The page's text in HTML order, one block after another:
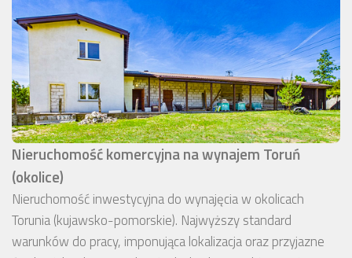
Nieruchomość komercyjna na wynajem Toruń
(okolice)
Nieruchomość inwestycyjna do wynajęcia w okolicach
Torunia (kujawsko-pomorskie). Najwyższy standard
warunków do pracy, imponująca lokalizacja oraz przyjazne